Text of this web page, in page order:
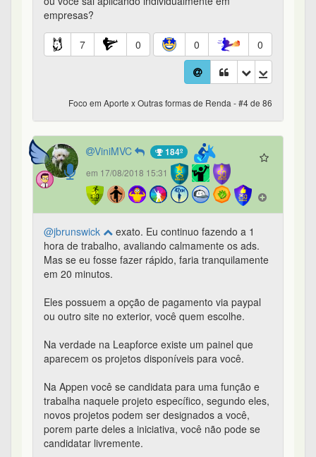
empresas?
7 0 0 0
Foco em Aporte x Outras formas de Renda - #4 de 86
ViniMVC 184º
em 17/08/2018 15:31
@jbrunswick
exato. Eu continuo fazendo a 1
hora de trabalho, avaliando calmamente os ads.
Mas se eu fosse fazer rápido, faria tranquilamente
em 20 minutos.
Eles possuem a opção de pagamento via paypal
ou outro site no exterior, você quem escolhe.
Na verdade na Leapforce existe um painel que
aparecem os projetos disponíveis para você.
Na Appen você se candidata para uma função e
trabalha naquele projeto específico, segundo eles,
novos projetos podem ser designados a você,
porem parte deles a iniciativa, você não pode se
candidatar livremente.